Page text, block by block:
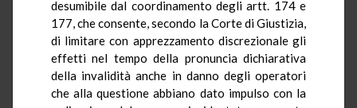
desumibile dal coordinamento degli artt. 174 e
177, che consente, secondo la Corte di Giustizia,
di limitare con apprezzamento discrezionale gli
effetti nel tempo della pronuncia dichiarativa
della invalidità anche in danno degli operatori
che alla questione abbiano dato impulso con la